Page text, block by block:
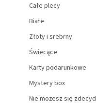
Całe plecy
Białe
Złoty i srebrny
Świecące
Karty podarunkowe
Mystery box
Nie możesz się